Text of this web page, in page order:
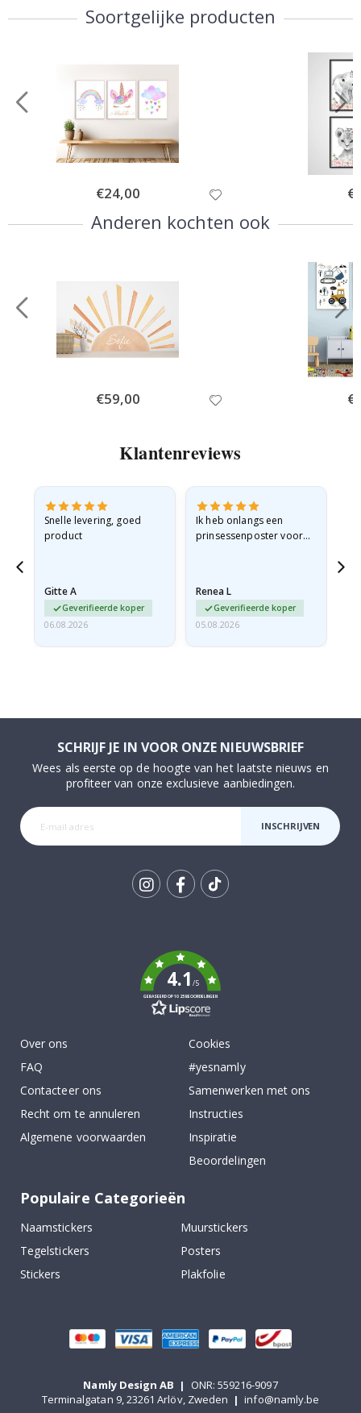
Soortgelijke producten
Special
Price
€24,00
Anderen kochten ook
Special
Price
€59,00
Klantenreviews
Snelle levering, goed
product
Gitte A
Geverifieerde koper
06.08.2026
Ik heb onlangs een
prinsessenposter voor
licht…
Renea L
Geverifieerde koper
05.08.2026
SCHRIJF JE IN VOOR ONZE NIEUWSBRIEF
Wees als eerste op de hoogte van het laatste nieuws en
profiteer van onze exclusieve aanbiedingen.
INSCHRIJVEN
4.1/5
GEBASEERD OP 1025 BEOORDELINGEN
Over ons
FAQ
Contacteer ons
Recht om te annuleren
Algemene voorwaarden
Cookies
#yesnamly
Samenwerken met ons
Instructies
Inspiratie
Beoordelingen
Populaire Categorieën
Naamstickers
Muurstickers
Tegelstickers
Posters
Stickers
Plakfolie
Namly Design AB |
ONR: 559216-9097
Terminalgatan 9, 23261 Arlöv, Zweden | info@namly.be